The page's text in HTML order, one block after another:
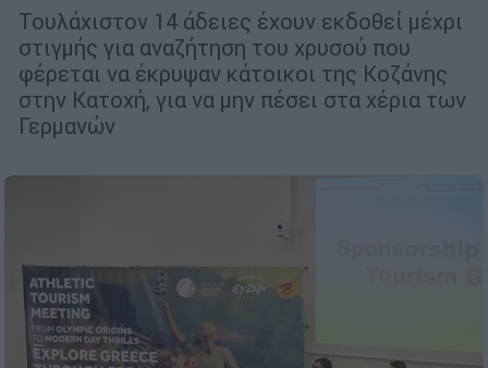
Τουλάχιστον 14 άδειες έχουν εκδοθεί μέχρι
στιγμής για αναζήτηση του χρυσού που
φέρεται να έκρυψαν κάτοικοι της Κοζάνης
στην Κατοχή, για να μην πέσει στα χέρια των
Γερμανών